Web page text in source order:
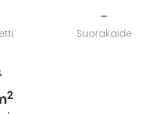
-
Suorakaide
2